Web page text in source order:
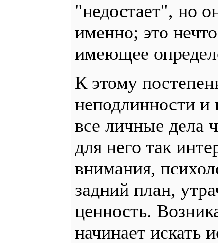
"недостает", но
именно; это
имеющее
К этому
неподлинности и
все личные дела
для него так
внимания,
задний план,
ценность.
начинает искать